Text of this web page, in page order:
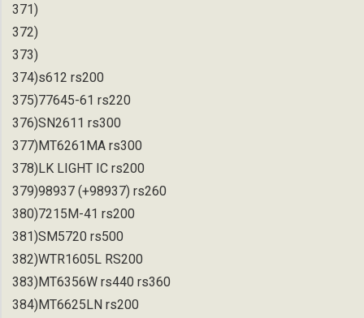
371)
372)
373)
374)s612 rs200
375)77645-61 rs220
376)SN2611 rs300
377)MT6261MA rs300
378)LK LIGHT IC rs200
379)98937 (+98937) rs260
380)7215M-41 rs200
381)SM5720 rs500
382)WTR1605L RS200
383)MT6356W rs440 rs360
384)MT6625LN rs200